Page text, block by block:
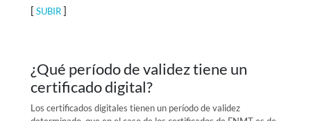
[ SUBIR]
¿Qué período de validez tiene un
certificado digital?
Los certificados digitales tienen un período de validez